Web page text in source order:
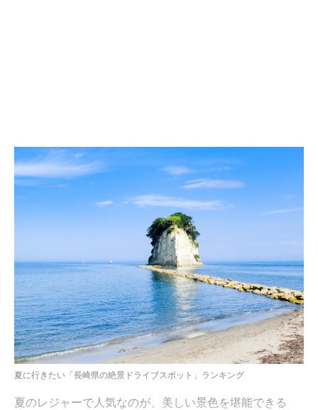
夏に行きたい「長崎県の絶景ドライブスポット」ランキング
夏のレジャーで人気なのが、美しい景色を堪能できる